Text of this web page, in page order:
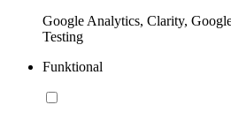
Google Analytics, Clarity,
Testing
Funktional